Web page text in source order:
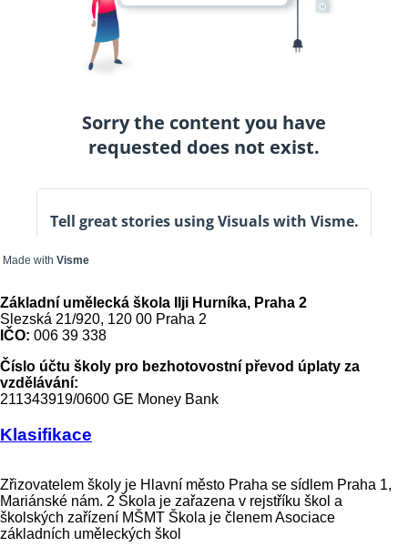
Made with Visme
Základní umělecká škola Ilji Hurníka, Praha 2
Slezská 21/920, 120 00 Praha 2
IČO: 006 39 338
Číslo účtu školy pro bezhotovostní převod úplaty za
vzdělávání:
211343919/0600 GE Money Bank
Klasifikace
Zřizovatelem školy je Hlavní město Praha se sídlem Praha 1,
Mariánské nám. 2 Škola je zařazena v rejstříku škol a
školských zařízení MŠMT Škola je členem Asociace
základních uměleckých škol